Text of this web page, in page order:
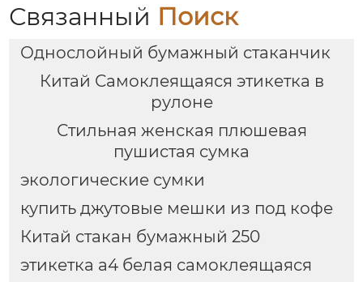
Связанный Поиск
Однослойный бумажный стаканчик
Китай Самоклеящаяся этикетка в
рулоне
Стильная женская плюшевая
пушистая сумка
экологические сумки
купить джутовые мешки из под кофе
Китай стакан бумажный 250
этикетка а4 белая самоклеящаяся